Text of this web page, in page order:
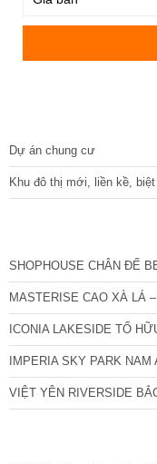
Dự án chung cư
Khu đô thị mới, liền kề,
SHOPHOUSE CHÂN ĐẾ
MASTERISE CAO XÀ LÁ
ICONIA LAKESIDE TỐ
IMPERIA SKY PARK NAM
VIỆT YÊN RIVERSIDE